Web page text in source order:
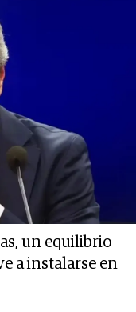
un equilibrio
a instalarse en